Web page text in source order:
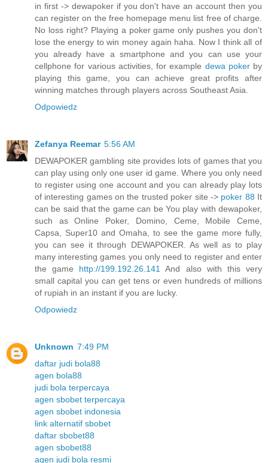
in first -> dewapoker if you don't have an account then you
can register on the free homepage menu list free of charge.
No loss right? Playing a poker game only pushes you don't
lose the energy to win money again haha. Now I think all of
you already have a smartphone and you can use your
cellphone for various activities, for example dewa pokerby
playing this game, you can achieve great profits after
winning matches through players across Southeast Asia.
Odpowiedz
Zefanya Reemar 5:56 AM
DEWAPOKER gambling site provides lots of games that you
can play using only one user id game. Where you only need
to register using one account and you can already play lots
of interesting games on the trusted poker site -> poker 88 It
can be said that the game can be You play with dewapoker,
such as Online Poker, Domino, Ceme, Mobile Ceme,
Capsa, Super10 and Omaha, to see the game more fully,
you can see it through DEWAPOKER. As well as to play
many interesting games you only need to register and enter
the game http://199.192.26.141
And also with this very
small capital you can get tens or even hundreds of millions
of rupiah in an instant if you are lucky.
Odpowiedz
Unknown 7:49 PM
daftar judi bola88
agen bola88
judi bola terpercaya
agen sbobet terpercaya
agen sbobet indonesia
link alternatif sbobet
daftar sbobet88
agen sbobet88
agen judi bola resmi